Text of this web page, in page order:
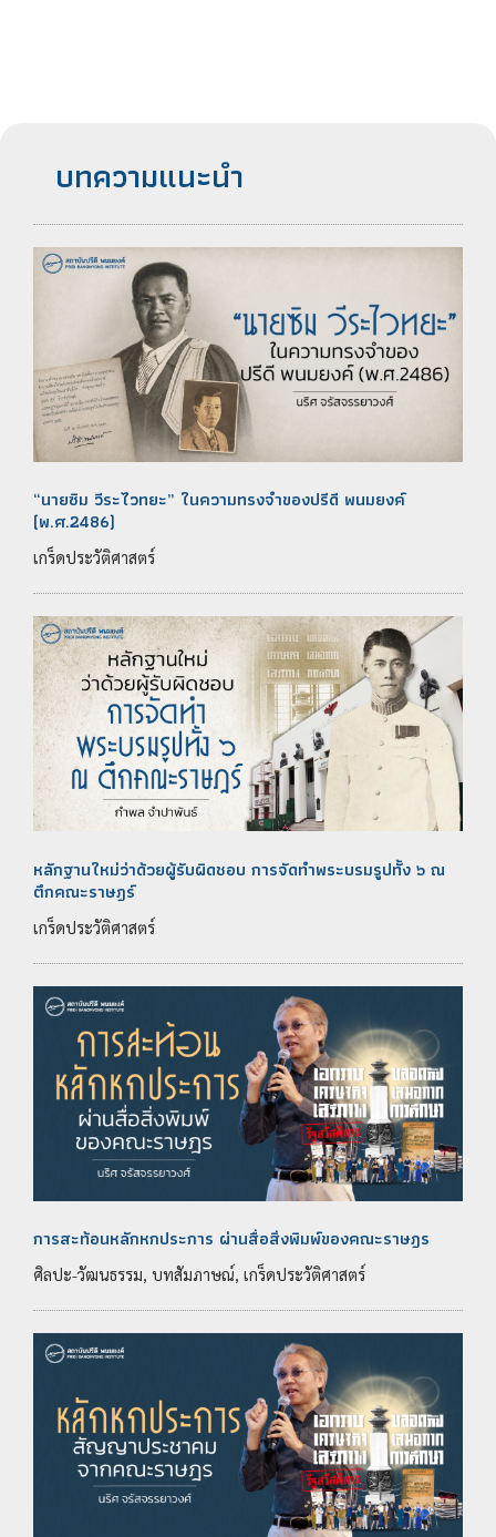
บทความแนะนำ
“นายซิม วีระไวทยะ” ในความทรงจำของปรีดี พนมยงค์
(พ.ศ.2486)
เกร็ดประวัติศาสตร์
หลักฐานใหม่ว่าด้วยผู้รับผิดชอบ การจัดทำพระบรมรูปทั้ง ๖ ณ
ตึกคณะราษฎร์
เกร็ดประวัติศาสตร์
การสะท้อนหลักหกประการ ผ่านสื่อสิ่งพิมพ์ของคณะราษฎร
ศิลปะ-วัฒนธรรม, บทสัมภาษณ์, เกร็ดประวัติศาสตร์